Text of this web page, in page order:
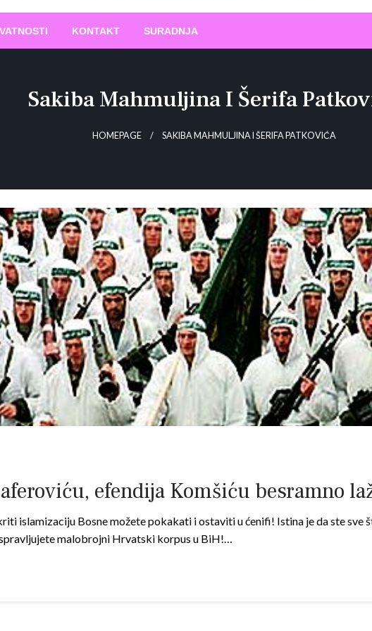
KONTAKT SURADNJA
Sakiba Mahmuljina I Šerifa
HOMEPAGE SAKIBA MAHMULJINA I ŠERIFA PATKOVIĆA
efendija Komšiću besramno
islamizaciju Bosne možete pokakati i ostaviti u ćenifi! Istina je da ste
malobrojni Hrvatski korpus u BiH!…